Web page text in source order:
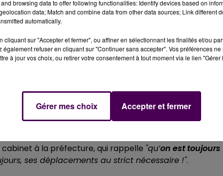
certain relâchement dans l’application des
dans le département les 118,8 cas pour 100 000
plus de 65 ans. A ces chiffres, les plus élevés de la
pour contamination au Covid-19 dont neuf admis
n’est pas terminée, mais dans les têtes, il y a le
à ça la lassitude, la perspective du vaccin et les
à la préfecture, qui rappelle "qu’on est toujours
ses déplacements au strict nécessaire !".
browsing data to offer following functionalities: Identify devices based on
data; Match and combine data from other data sources; Link different
automatically.
cliquant sur "Accepter et fermer", ou affiner en sélectionnant les finalités et/ou
également refuser en cliquant sur "Continuer sans accepter". Vos préférences
à jour vos choix, ou retirer votre consentement à tout moment via le lien
Gérer mes choix Accepter et fermer